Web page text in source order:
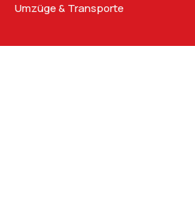
Umzüge & Transporte